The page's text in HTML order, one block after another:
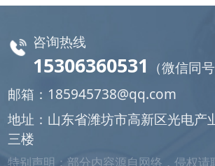
咨询热线
15306360531
（微信同号
邮箱： 185945738@qq.com
地址：山东省潍坊市高新区光电产
三楼
特别声明：部分内容源自网络，侵权请